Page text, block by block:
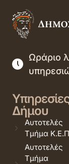
Ωράριο
Δήμου
Αυτοτελές
Τμήμα
Αυτοτελές
Τμήμα